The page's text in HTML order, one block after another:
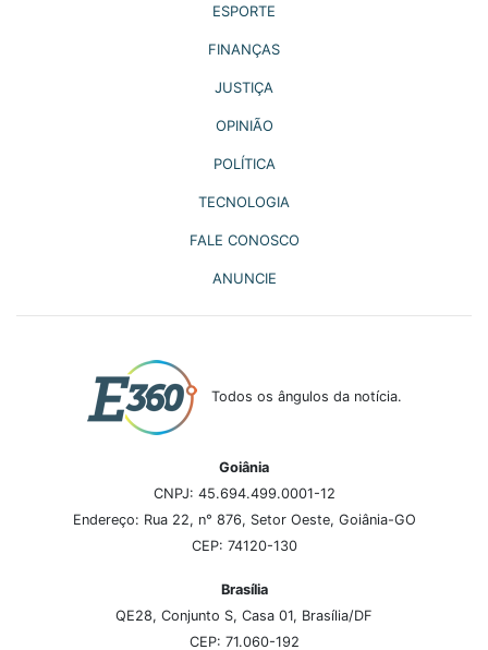
ESPORTE
FINANÇAS
JUSTIÇA
OPINIÃO
POLÍTICA
TECNOLOGIA
FALE CONOSCO
ANUNCIE
Todos os ângulos da notícia.
Goiânia
CNPJ: 45.694.499.0001-12
Endereço: Rua 22, n° 876, Setor Oeste, Goiânia-GO
CEP: 74120-130
Brasília
QE28, Conjunto S, Casa 01, Brasília/DF
CEP: 71.060-192